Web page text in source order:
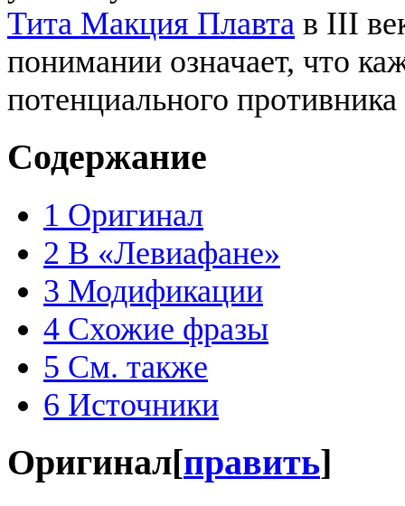
Тита Макция Плавта в III
понимании означает, что
потенциального
Содержание
1 Оригинал
2 В «Левиафане»
3 Модификации
4 Схожие фразы
5 См. также
6 Источники
Оригинал[править]